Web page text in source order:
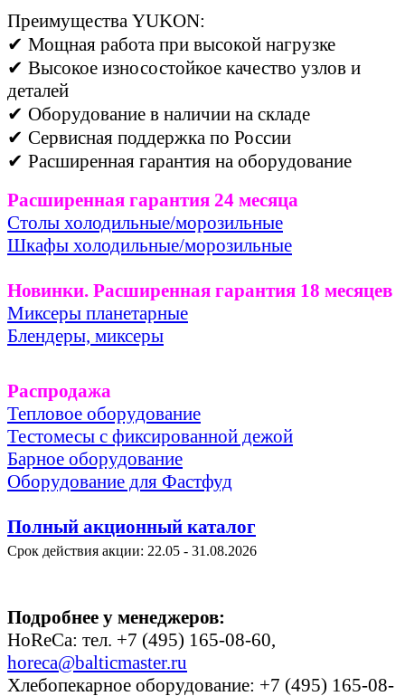
Преимущества YUKON:
✔ Мощная работа при высокой нагрузке
✔ Высокое износостойкое качество узлов и
деталей
✔ Оборудование в наличии на складе
✔ Сервисная поддержка по России
✔ Расширенная гарантия на оборудование
Расширенная гарантия 24 месяца
Столы холодильные/морозильные
Шкафы холодильные/морозильные
Новинки. Расширенная гарантия 18 месяцев
Миксеры планетарные
Блендеры, миксеры
Распродажа
Тепловое оборудование
Тестомесы с фиксированной дежой
Барное оборудование
Оборудование для Фастфуд
Полный акционный каталог
Срок действия акции: 22.05 - 31.08.2026
Подробнее у менеджеров:
HoReCa: тел. +7 (495) 165-08-60,
horeca@balticmaster.ru
Хлебопекарное оборудование: +7 (495) 165-08-